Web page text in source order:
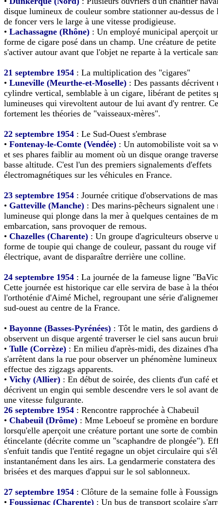
disque lumineux de couleur sombre stationner au-dessus de
de foncer vers le large à une vitesse prodigieuse.
• Lachassagne (Rhône) : Un employé municipal aperçoit
forme de cigare posé dans un champ. Une créature de
s'activer autour avant que l'objet ne reparte à la verticale
21 septembre 1954 : La multiplication des "cigares"
• Luneville (Meurthe-et-Moselle) : Des passants décrivent
cylindre vertical, semblable à un cigare, libérant de petites
lumineuses qui virevoltent autour de lui avant d'y rentrer.
fortement les théories de "vaisseaux-mères".
22 septembre 1954 : Le Sud-Ouest s'embrase
• Fontenay-le-Comte (Vendée) : Un automobiliste voit sa
et ses phares faiblir au moment où un disque orange
basse altitude. C'est l'un des premiers signalements d'effets
électromagnétiques sur les véhicules en France.
23 septembre 1954 : Journée critique d'observations de
• Gatteville (Manche) : Des marins-pêcheurs signalent une
lumineuse qui plonge dans la mer à quelques centaines de
embarcation, sans provoquer de remous.
• Chazelles (Charente) : Un groupe d'agriculteurs observe
forme de toupie qui change de couleur, passant du rouge
électrique, avant de disparaître derrière une colline.
24 septembre 1954 : La journée de la fameuse ligne
Cette journée est historique car elle servira de base à la
l'orthoténie d'Aimé Michel, regroupant une série
sud-ouest au centre de la France.
• Bayonne (Basses-Pyrénées) : Tôt le matin, des gardiens
observent un disque argenté traverser le ciel sans aucun
• Tulle (Corrèze) : En milieu d'après-midi, des dizaines
s'arrêtent dans la rue pour observer un phénomène
effectue des zigzags apparents.
• Vichy (Allier) : En début de soirée, des clients d'un café
décrivent un engin qui semble descendre vers le sol avant
une vitesse fulgurante.
26 septembre 1954 : Rencontre rapprochée à Chabeuil
• Chabeuil (Drôme) : Mme Leboeuf se promène en
lorsqu'elle aperçoit une créature portant une sorte de
étincelante (décrite comme un "scaphandre de plongée").
s'enfuit tandis que l'entité regagne un objet circulaire qui
instantanément dans les airs. La gendarmerie constatera des
brisées et des marques d'appui sur le sol sablonneux.
27 septembre 1954 : Clôture de la semaine folle à
• Foussignac (Charente) : Un bus de transport scolaire